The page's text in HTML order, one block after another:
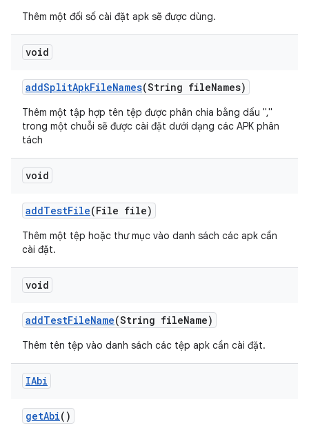
Thêm một đối số cài đặt apk sẽ được dùng.
void
addSplitApkFileNames(String fileNames)
Thêm một tập hợp tên tệp được phân chia bằng dấu ","
trong một chuỗi sẽ được cài đặt dưới dạng các APK phân
tách
void
addTestFile(File file)
Thêm một tệp hoặc thư mục vào danh sách các apk cần
cài đặt.
void
addTestFileName(String fileName)
Thêm tên tệp vào danh sách các tệp apk cần cài đặt.
IAbi
getAbi()